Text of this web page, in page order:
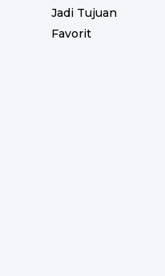
Jadi Tujuan
Favorit